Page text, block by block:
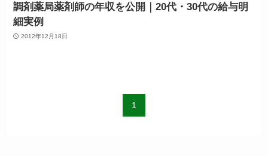
調剤薬局薬剤師の年収を公開｜20代・30代の給与明
細実例
2012年12月18日
1